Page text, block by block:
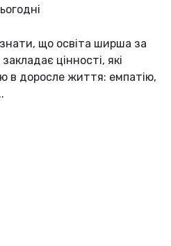
що освіта ширша за
цінності, які
в доросле життя: емпатію,